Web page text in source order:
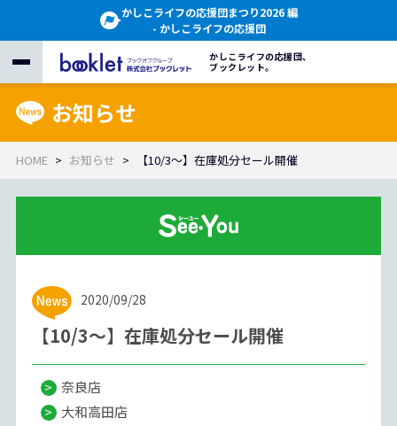
かしこライフの応援団まつり2026 編
- かしこライフの応援団
かしこライフの応援団、
ブックレット。
お知らせ
HOME お知らせ 【10/3～】在庫処分セール開催
2020/09/28
【10/3～】在庫処分セール開催
奈良店
大和高田店